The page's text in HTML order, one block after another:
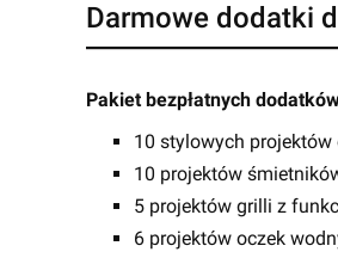
Darmowe dodatki
Pakiet bezpłatnych
10 stylowych projektów
10 projektów
5 projektów grilli z
6 projektów oczek